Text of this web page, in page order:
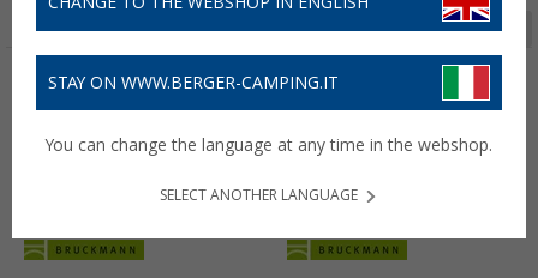
Pagina 1 da 4
STAY ON WWW.BERGER-CAMPING.IT
You can change the language at any time in the webshop.
SELECT ANOTHER LANGUAGE